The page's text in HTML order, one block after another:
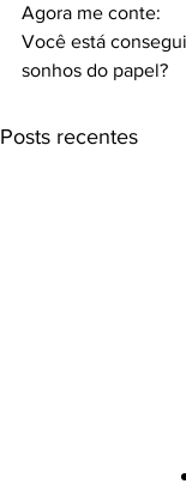
Agora me conte:
Você está
sonhos do papel?
Posts recentes